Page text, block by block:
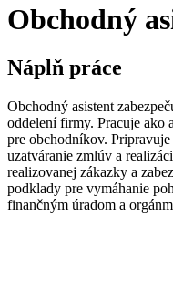
Obchodný
Náplň práce
Obchodný asistent
oddelení firmy. Pracuje ako
pre obchodníkov.
uzatváranie zmlúv a
realizovanej zákazky a
podklady pre vymáhanie
finančným úradom a